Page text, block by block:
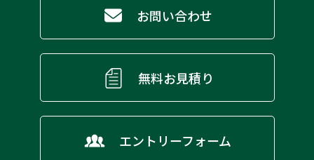
お問い合わせ
無料お見積り
エントリーフォーム